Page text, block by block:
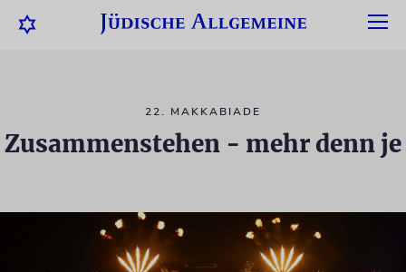
22. MAKKABIADE
Zusammenstehen - mehr denn je